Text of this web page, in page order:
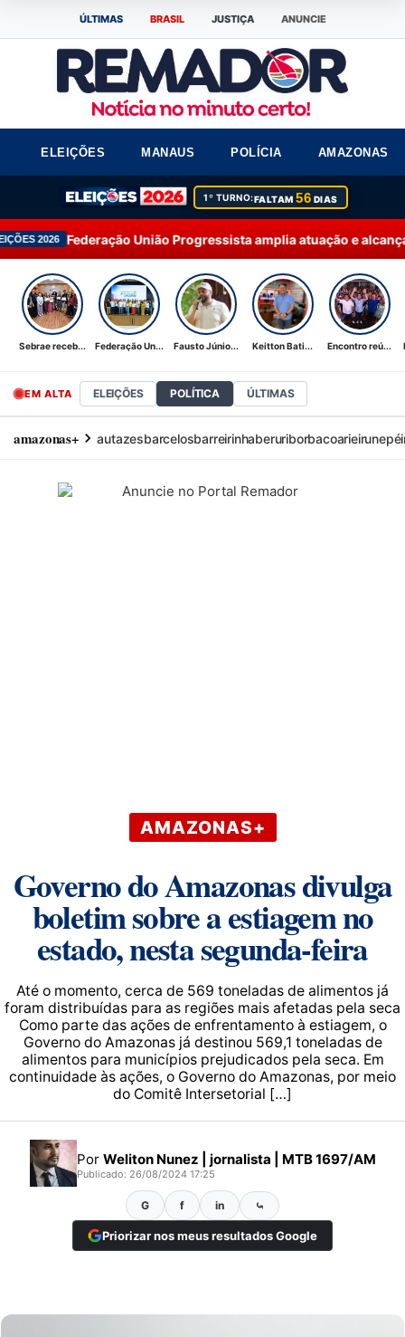
ÚLTIMAS BRASIL JUSTIÇA ANUNCIE
ELEIÇÕES MANAUS POLÍCIA AMAZONAS
1º TURNO:FALTAM56 DIAS
União Progressista amplia atuação e alcança 92% dos
Sebrae receb... Federação Un... Fausto Júnio... Keitton Bati... Encontro reú...
EM ALTA ELEIÇÕES POLÍTICA ÚLTIMAS
amazonas+ autazesbarcelosbarreirinhaberuriborbacoarieirunepé
AMAZONAS+
Governo do Amazonas divulga
boletim sobre a estiagem no
estado, nesta segunda-feira
Até o momento, cerca de 569 toneladas de alimentos já
foram distribuídas para as regiões mais afetadas pela seca
Como parte das ações de enfrentamento à estiagem, o
Governo do Amazonas já destinou 569,1 toneladas de
alimentos para municípios prejudicados pela seca. Em
continuidade às ações, o Governo do Amazonas, por meio
do Comitê Intersetorial […]
Por Weliton Nunez | jornalista | MTB 1697/AM
Publicado: 26/08/2024 17:25
G f in ⤿
Priorizar nos meus resultados Google